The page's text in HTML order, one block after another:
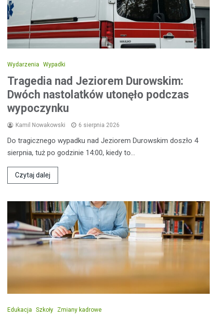
Wydarzenia Wypadki
Tragedia nad Jeziorem Durowskim:
Dwóch nastolatków utonęło podczas
wypoczynku
Kamil Nowakowski 6 sierpnia 2026
Do tragicznego wypadku nad Jeziorem Durowskim doszło 4
sierpnia, tuż po godzinie 14:00, kiedy to…
Czytaj dalej
Edukacja Szkoły Zmiany kadrowe